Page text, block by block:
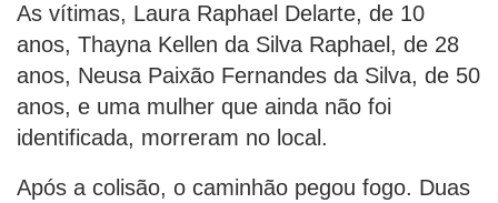
As vítimas, Laura Raphael Delarte, de 10
anos, Thayna Kellen da Silva Raphael, de 28
anos, Neusa Paixão Fernandes da Silva, de 50
anos, e uma mulher que ainda não foi
identificada, morreram no local.
Após a colisão, o caminhão pegou fogo. Duas